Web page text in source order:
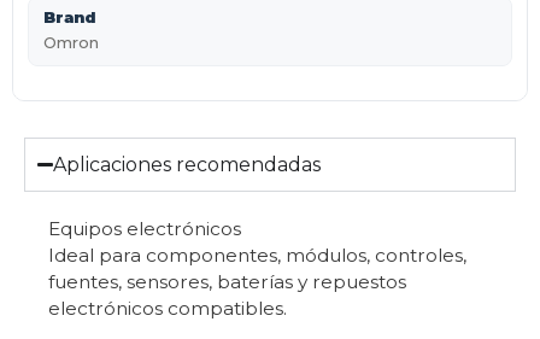
Brand
Omron
Aplicaciones recomendadas
Equipos electrónicos
Ideal para componentes, módulos, controles,
fuentes, sensores, baterías y repuestos
electrónicos compatibles.